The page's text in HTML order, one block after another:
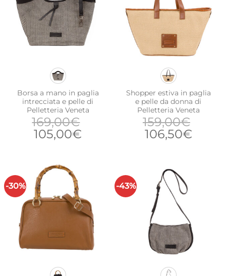
Borsa a mano in paglia
intrecciata e pelle di
Pelletteria Veneta
169,00€
Il
era:
169,00€.
105,00€
105,00€.
Shopper estiva in paglia
e pelle da donna di
Pelletteria Veneta
159,00€
Il
era:
159,00€.
106,50€Il
-30% -43%